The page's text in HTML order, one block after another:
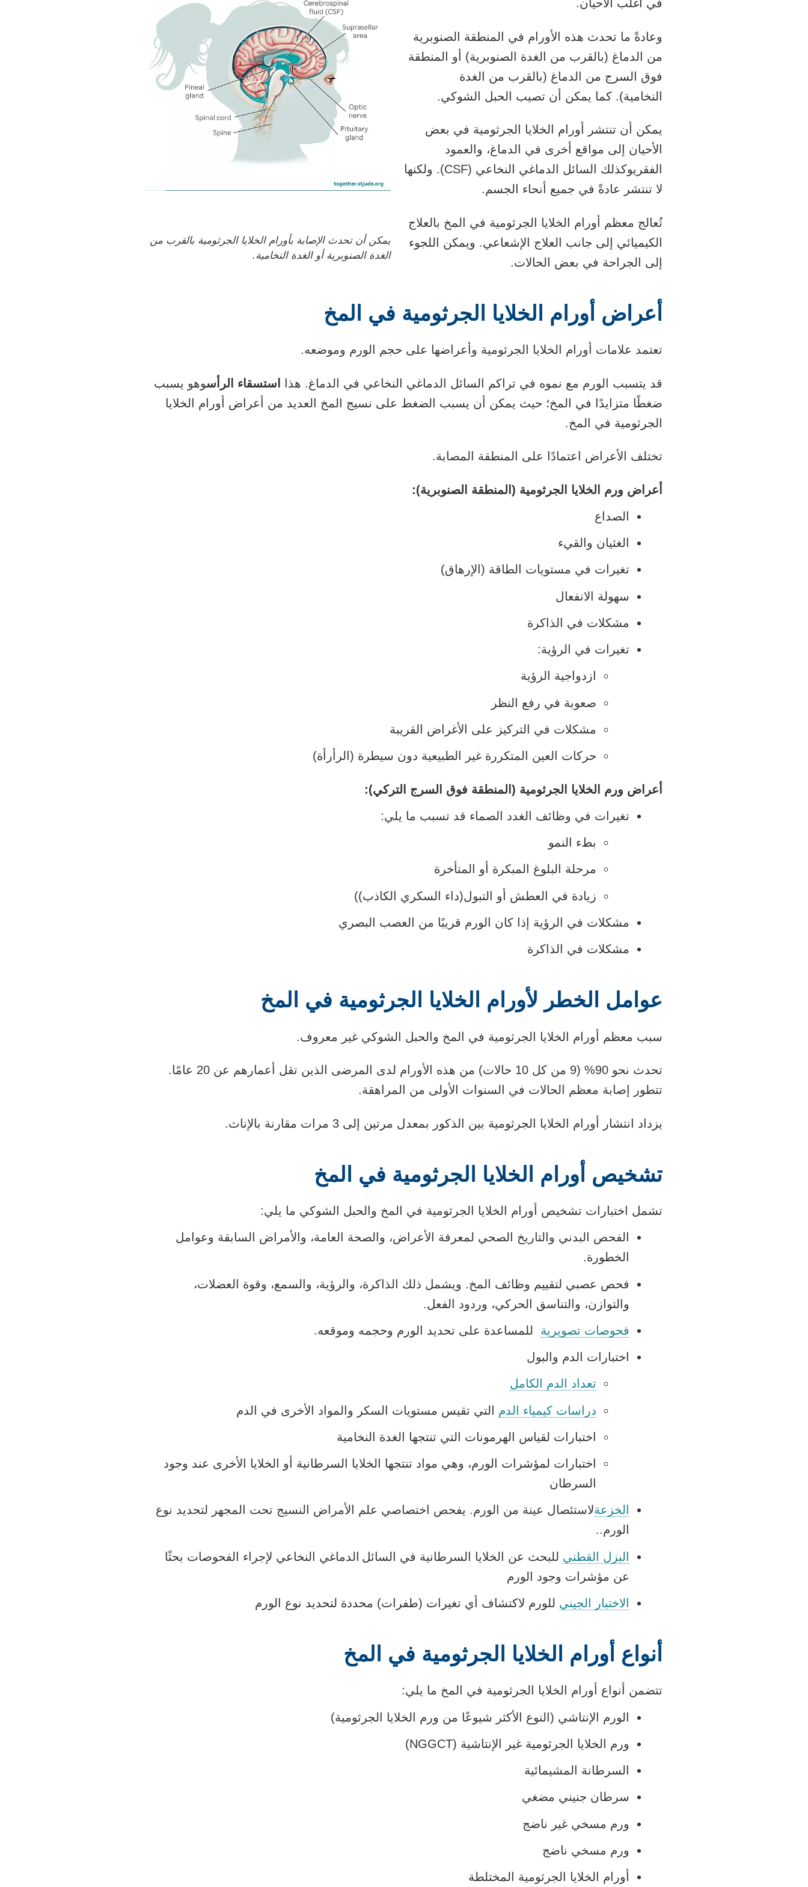
يمكن أن تحدث الإصابة بأورام الخلايا الجرثومية بالقرب من
الغدة الصنوبرية أو الغدة النخامية.
في أغلب الأحيان.
وعادةً ما تحدث هذه الأورام في المنطقة الصنوبرية
من الدماغ (بالقرب من الغدة الصنوبرية) أو المنطقة
فوق السرج من الدماغ (بالقرب من الغدة
النخامية). كما يمكن أن تصيب الحبل الشوكي.
يمكن أن تنتشر أورام الخلايا الجرثومية في بعض
الأحيان إلى مواقع أخرى في الدماغ، والعمود
الفقريوكذلك السائل الدماغي النخاعي
(CSF). ولكنها
لا تنتشر عادةً في جميع أنحاء الجسم.
تُعالج معظم أورام الخلايا الجرثومية في المخ بالعلاج
الكيميائي إلى جانب العلاج الإشعاعي. ويمكن اللجوء
إلى الجراحة في بعض الحالات.
أعراض أورام الخلايا الجرثومية في المخ
تعتمد علامات أورام الخلايا الجرثومية وأعراضها على حجم الورم وموضعه.
قد يتسبب الورم مع نموه في تراكم السائل الدماغي النخاعي في الدماغ. هذا استسقاء الرأسوهو يسبب
ضغطًا متزايدًا في المخ؛ حيث يمكن أن يسبب الضغط على نسيج المخ العديد من أعراض أورام الخلايا
الجرثومية في المخ.
تختلف الأعراض اعتمادًا على المنطقة المصابة.
أعراض ورم الخلايا الجرثومية (المنطقة الصنوبرية):
الصداع
الغثيان والقيء
تغيرات في مستويات الطاقة (الإرهاق)
سهولة الانفعال
مشكلات في الذاكرة
تغيرات في الرؤية:
ازدواجية الرؤية
صعوبة في رفع النظر
مشكلات في التركيز على الأغراض القريبة
حركات العين المتكررة غير الطبيعية دون سيطرة (الرأرأة)
أعراض ورم الخلايا الجرثومية (المنطقة فوق السرج التركي):
تغيرات في وظائف الغدد الصماء قد تسبب ما يلي:
بطء النمو
مرحلة البلوغ المبكرة أو المتأخرة
زيادة في العطش أو التبول(داء السكري الكاذب))
مشكلات في الرؤية إذا كان الورم قريبًا من العصب البصري
مشكلات في الذاكرة
عوامل الخطر لأورام الخلايا الجرثومية في المخ
سبب معظم أورام الخلايا الجرثومية في المخ والحبل الشوكي غير معروف.
تحدث نحو 90% (9 من كل 10 حالات) من هذه الأورام لدى المرضى الذين تقل أعمارهم عن 20 عامًا.
تتطور إصابة معظم الحالات في السنوات الأولى من المراهقة.
يزداد انتشار أورام الخلايا الجرثومية بين الذكور بمعدل مرتين إلى 3 مرات مقارنة بالإناث.
تشخيص أورام الخلايا الجرثومية في المخ
تشمل اختبارات تشخيص أورام الخلايا الجرثومية في المخ والحبل الشوكي ما يلي:
الفحص البدني والتاريخ الصحي لمعرفة الأعراض، والصحة العامة، والأمراض السابقة وعوامل
الخطورة.
فحص عصبي لتقييم وظائف المخ. ويشمل ذلك الذاكرة، والرؤية، والسمع، وقوة العضلات،
والتوازن، والتناسق الحركي، وردود الفعل.
فحوصات تصويرية للمساعدة على تحديد الورم وحجمه وموقعه.
اختبارات الدم والبول
تعداد الدم الكامل
دراسات كيمياء الدم التي تقيس مستويات السكر والمواد الأخرى في الدم
اختبارات لقياس الهرمونات التي تنتجها الغدة النخامية
اختبارات لمؤشرات الورم، وهي مواد تنتجها الخلايا السرطانية أو الخلايا الأخرى عند وجود
السرطان
الخزعةلاستئصال عينة من الورم. يفحص اختصاصي علم الأمراض النسيج تحت المجهر لتحديد نوع
الورم..
البزل القطني للبحث عن الخلايا السرطانية في السائل الدماغي النخاعي لإجراء الفحوصات بحثًا
عن مؤشرات وجود الورم
الاختبار الجيني للورم لاكتشاف أي تغيرات (طفرات) محددة لتحديد نوع الورم
أنواع أورام الخلايا الجرثومية في المخ
تتضمن أنواع أورام الخلايا الجرثومية في المخ ما يلي:
الورم الإنتاشي (النوع الأكثر شيوعًا من ورم الخلايا الجرثومية)
ورم الخلايا الجرثومية غير الإنتاشية (NGGCT)
السرطانة المشيمائية
سرطان جنيني مضغي
ورم مسخي غير ناضج
ورم مسخي ناضج
أورام الخلايا الجرثومية المختلطة